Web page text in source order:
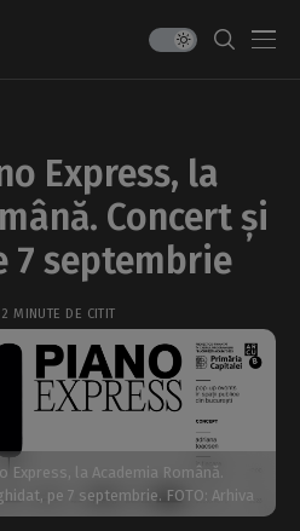
Express, la
Concert și
7 septembrie
2 MINUTE DE CITIT
Express, la Academia Română.
pe 7 septembrie. FOTO: Arhiva